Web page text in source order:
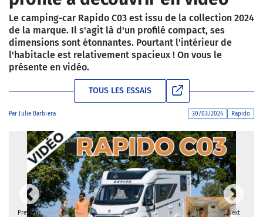
Le camping-car Rapido C03 est issu de la collection 2024
de la marque. Il s'agit là d'un profilé compact, ses
dimensions sont étonnantes. Pourtant l'intérieur de
l'habitacle est relativement spacieux ! On vous le
présente en vidéo.
TOUS LES ESSAIS
Par Julie Barbiera 30/03/2024 Rapido
Previous Next